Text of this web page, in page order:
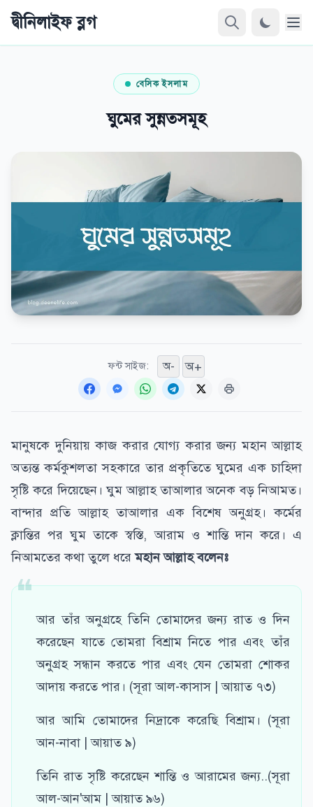
দ্বীনিলাইফ ব্লগ
বেসিক ইসলাম
ঘুমের সুন্নতসমূহ
ফন্ট সাইজ: অ- অ+
মানুষকে দুনিয়ায় কাজ করার যোগ্য করার জন্য মহান আল্লাহ
অত্যন্ত কর্মকুশলতা সহকারে তার প্রকৃতিতে ঘুমের এক চাহিদা
সৃষ্টি করে দিয়েছেন। ঘুম আল্লাহ তাআলার অনেক বড় নিআমত।
বান্দার প্রতি আল্লাহ তাআলার এক বিশেষ অনুগ্রহ।কর্মের
ক্লান্তির পর ঘুম তাকে স্বস্তি, আরাম ও শান্তি দান করে। এ
নিআমতের কথা তুলে ধরেমহান আল্লাহ বলেনঃ
আর তাঁর অনুগ্রহে তিনি তোমাদের জন্য রাত ও দিন
করেছেন যাতে তোমরা বিশ্রাম নিতে পার এবং তাঁর
অনুগ্রহ সন্ধান করতে পার এবং যেন তোমরা শোকর
আদায় করতে পার। (সূরা আল-কাসাস | আয়াত ৭৩)
আর আমি তোমাদের নিদ্রাকে করেছি বিশ্রাম। (সূরা
আন-নাবা | আয়াত ৯)
তিনি রাত সৃষ্টি করেছেন শান্তি ও আরামের জন্য..(সূরা
আল-আন'আম | আয়াত ৯৬)